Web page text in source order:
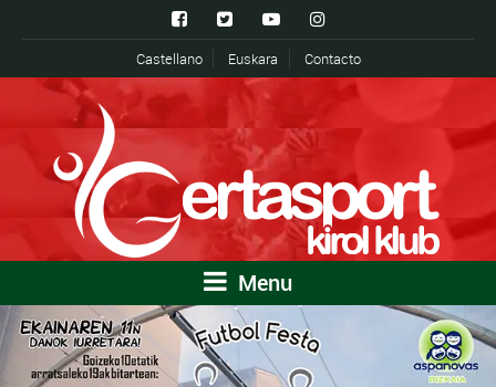
Castellano Euskara Contacto
Menu